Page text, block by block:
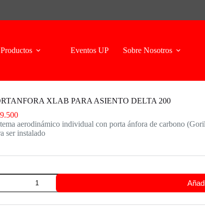
Productos Eventos UP Sobre Nosotros
XLAB PARA ASIENTO DELTA 200
aerodinámico individual con porta ánfora de carbono
ser instalado